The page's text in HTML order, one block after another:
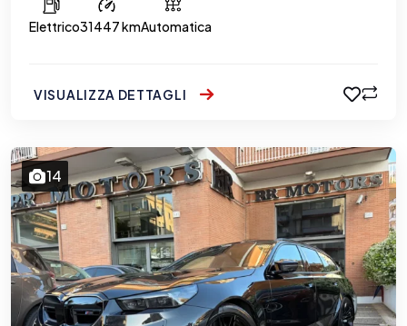
Elettrico31447 kmAutomatica
VISUALIZZA DETTAGLI
14